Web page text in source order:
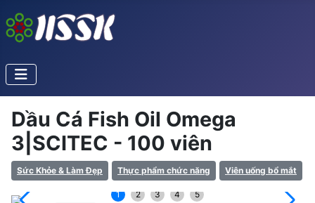
Dầu Cá Fish Oil Omega
3|SCITEC - 100 viên
Sức Khỏe & Làm Đẹp Thực phẩm chức năng Viên uống bổ mắt
1 2 3 4 5